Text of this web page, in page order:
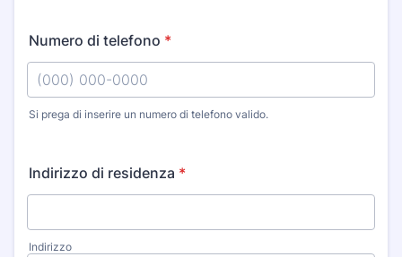
Numero di telefono *
Si prega di inserire un numero di telefono valido.
Indirizzo di residenza *
Indirizzo